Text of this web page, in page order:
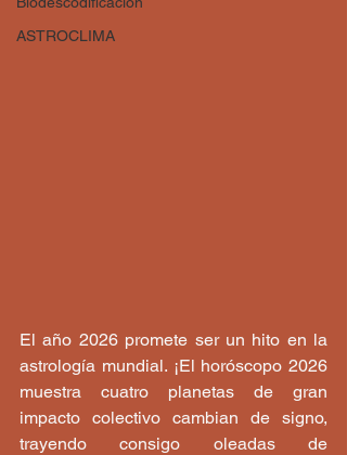
ASTROCLIMA
El año 2026 promete ser un hito en la
astrología mundial. ¡El horóscopo 2026
muestra cuatro planetas de gran
impacto colectivo cambian de signo,
trayendo consigo oleadas de